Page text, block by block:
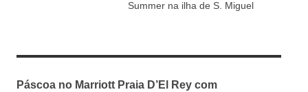
Summer na ilha de S. Miguel
Páscoa no Marriott Praia D’El Rey com